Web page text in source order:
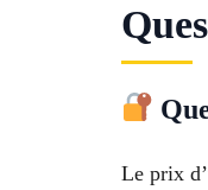
Le prix